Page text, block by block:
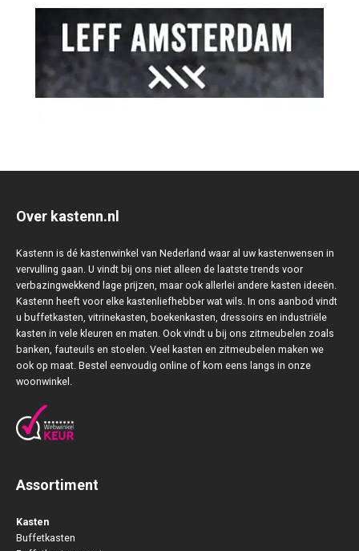
Over kastenn.nl
Kastenn is dé kastenwinkel van Nederland waar al uw kastenwensen in
vervulling gaan. U vindt bij ons niet alleen de laatste trends voor
verbazingwekkend lage prijzen, maar ook allerlei andere kasten ideeën.
Kastenn heeft voor elke kastenliefhebber wat wils. In ons aanbod vindt
u buffetkasten, vitrinekasten, boekenkasten, dressoirs en industriële
kasten in vele kleuren en maten. Ook vindt u bij ons zitmeubelen zoals
banken, fauteuils en stoelen. Veel kasten en zitmeubelen maken we
ook op maat. Bestel eenvoudig online of kom eens langs in onze
woonwinkel.
Assortiment
Kasten
Buffetkasten